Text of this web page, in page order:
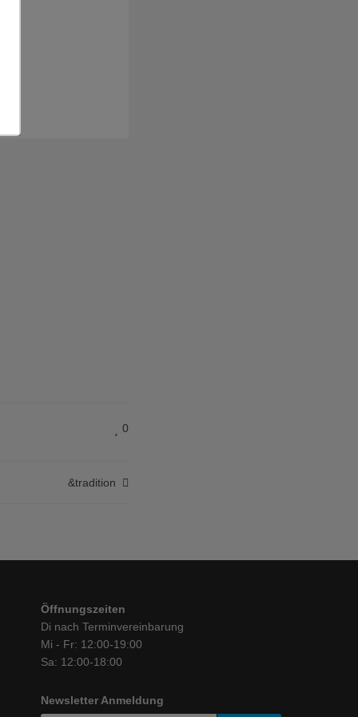
0
&tradition
Öffnungszeiten
Di nach Terminvereinbarung
Mi - Fr: 12:00-19:00
Sa: 12:00-18:00
Newsletter Anmeldung